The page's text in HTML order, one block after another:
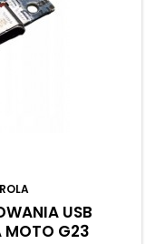
USB
MOTO G23